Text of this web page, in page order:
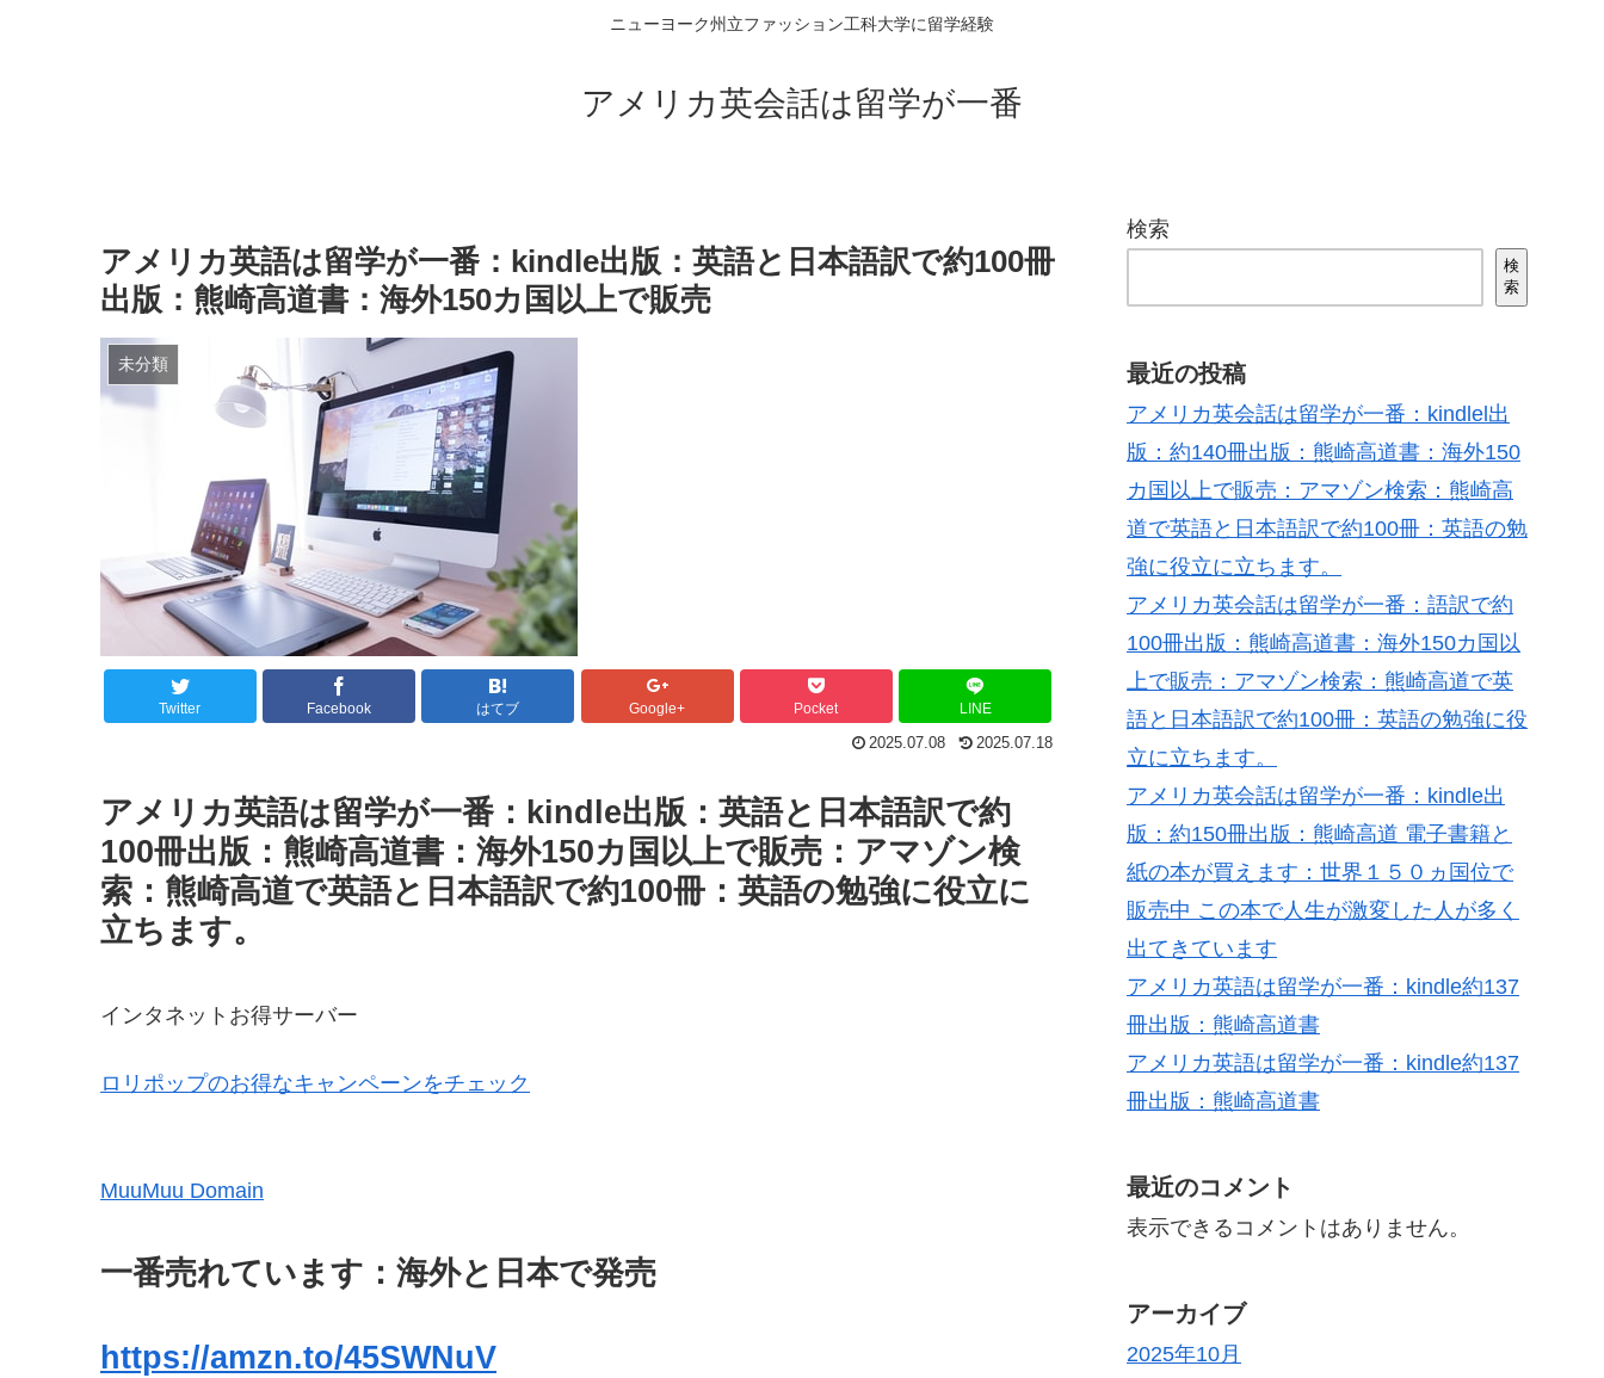
ニューヨーク州立ファッション工科大学に留学経験
アメリカ英会話は留学が一番
アメリカ英語は留学が一番：kindle出版：英語と日本語訳で約100冊
出版：熊崎高道書：海外150カ国以上で販売
未分類
Twitter Facebook はてブ Google+ Pocket LINE
2025.07.08 2025.07.18
アメリカ英語は留学が一番：kindle出版：英語と日本語訳で約
100冊出版：熊崎高道書：海外150カ国以上で販売：アマゾン検
索：熊崎高道で英語と日本語訳で約100冊：英語の勉強に役立に
立ちます。
インタネットお得サーバー
ロリポップのお得なキャンペーンをチェック
MuuMuu Domain
一番売れています：海外と日本で発売
https://amzn.to/45SWNuV
検索
検
索
最近の投稿
アメリカ英会話は留学が一番：kindlel出
版：約140冊出版：熊崎高道書：海外150
カ国以上で販売：アマゾン検索：熊崎高
道で英語と日本語訳で約100冊：英語の勉
強に役立に立ちます。
アメリカ英会話は留学が一番：語訳で約
100冊出版：熊崎高道書：海外150カ国以
上で販売：アマゾン検索：熊崎高道で英
語と日本語訳で約100冊：英語の勉強に役
立に立ちます。
アメリカ英会話は留学が一番：kindle出
版：約150冊出版：熊崎高道 電子書籍と
紙の本が買えます：世界１５０ヵ国位で
販売中 この本で人生が激変した人が多く
出てきています
アメリカ英語は留学が一番：kindle約137
冊出版：熊崎高道書
アメリカ英語は留学が一番：kindle約137
冊出版：熊崎高道書
最近のコメント
表示できるコメントはありません。
アーカイブ
2025年10月